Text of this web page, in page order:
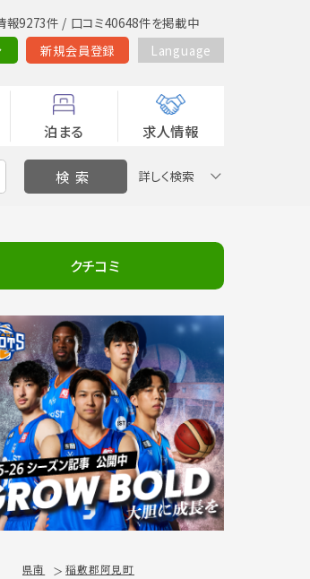
報9273件 / 口コミ40648件を掲載中
新規会員登録 Language
泊まる 求人情報
詳しく検索
クチコミ
県南 稲敷郡阿見町